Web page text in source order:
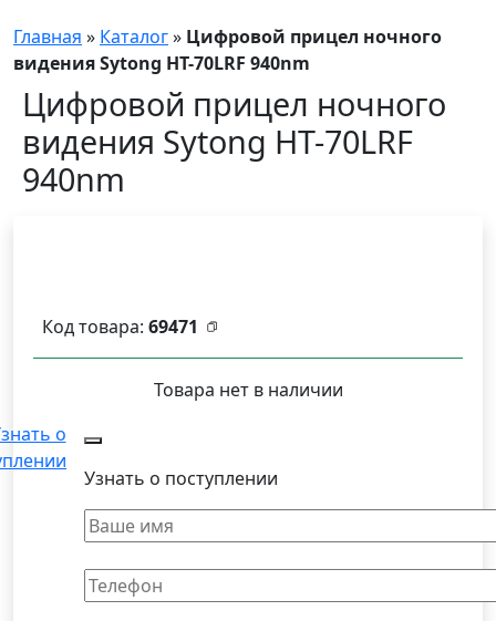
Главная » Каталог» Цифровой прицел ночного
видения Sytong HT-70LRF 940nm
Цифровой прицел ночного
видения Sytong HT-70LRF
940nm
Код товара: 69471
Товара нет в наличии
о
Узнать о поступлении